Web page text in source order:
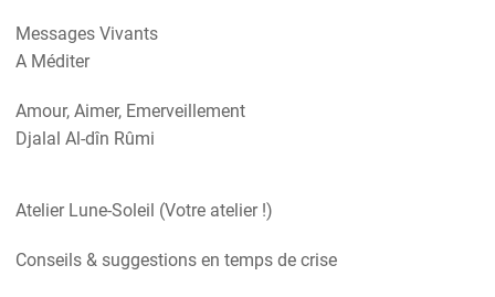
Messages Vivants
A Méditer
Amour, Aimer, Emerveillement
Djalal Al-dîn Rûmi
Atelier Lune-Soleil (Votre atelier !)
Conseils & suggestions en temps de crise